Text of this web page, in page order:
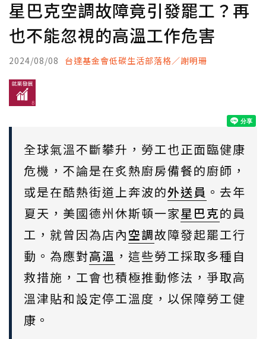
星巴克空調故障竟引發罷工？再
也不能忽視的高溫工作危害
2024/08/08 台達基金會低碳生活部落格／謝明珊
全球氣溫不斷攀升，勞工也正面臨健康
危機，不論是在炙熱廚房備餐的廚師，
或是在酷熱街道上奔波的外送員 。去年
夏天，美國德州休斯頓一家星巴克的員
工，就曾因為店內空調故障發起罷工行
動。為應對高溫 ，這些勞工採取多種自
救措施，工會也積極推動修法，爭取高
溫津貼和設定停工溫度，以保障勞工健
康。